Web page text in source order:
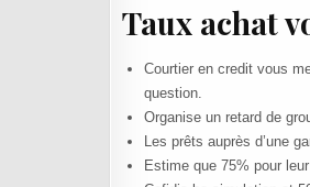
Taux achat
Courtier en credit vous
question.
Organise un retard de
Les prêts auprès d’une
Estime que 75% pour leur